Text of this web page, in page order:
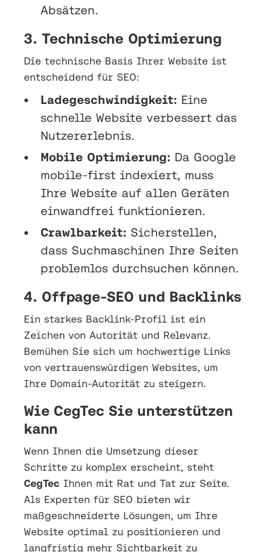
Absätzen.
3. Technische Optimierung
Die technische Basis Ihrer Website ist
entscheidend für SEO:
Ladegeschwindigkeit: Eine
schnelle Website verbessert das
Nutzererlebnis.
Mobile Optimierung: Da Google
mobile-first indexiert, muss
Ihre Website auf allen Geräten
einwandfrei funktionieren.
Crawlbarkeit: Sicherstellen,
dass Suchmaschinen Ihre Seiten
problemlos durchsuchen können.
4. Offpage-SEO und Backlinks
Ein starkes Backlink-Profil ist ein
Zeichen von Autorität und Relevanz.
Bemühen Sie sich um hochwertige Links
von vertrauenswürdigen Websites, um
Ihre Domain-Autorität zu steigern.
Wie CegTec Sie unterstützen
kann
Wenn Ihnen die Umsetzung dieser
Schritte zu komplex erscheint, steht
CegTec Ihnen mit Rat und Tat zur Seite.
Als Experten für SEO bieten wir
maßgeschneiderte Lösungen, um Ihre
Website optimal zu positionieren und
langfristig mehr Sichtbarkeit zu